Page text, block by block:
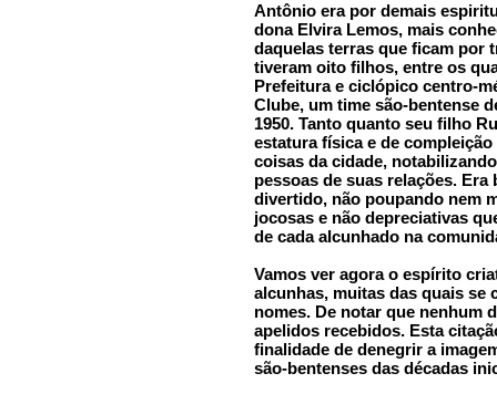
Antônio era por demais
dona Elvira Lemos, mais
daquelas terras que ficam por
tiveram oito filhos, entre os
Prefeitura e ciclópico centro-
Clube, um time são-bentense
1950. Tanto quanto seu filho
estatura física e de
coisas da cidade,
pessoas de suas relações.
divertido, não poupando nem
jocosas e não depreciativas
de cada alcunhado na
Vamos ver agora o espírito
alcunhas, muitas das quais se
nomes. De notar que nenhum
apelidos recebidos. Esta
finalidade de denegrir a
são-bentenses das décadas